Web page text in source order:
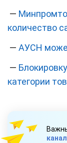
—
количество
— АУСН
—
категории